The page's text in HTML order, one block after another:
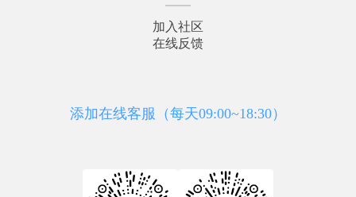
加入社区
在线反馈
添加在线客服（每天09:00~18:30）